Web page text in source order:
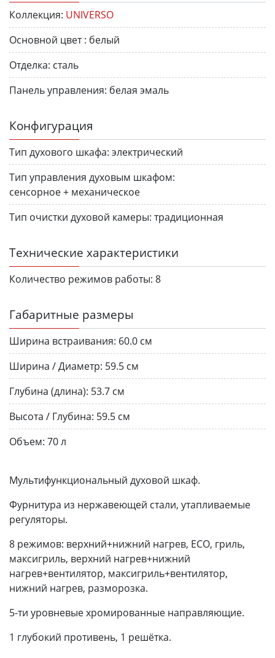
Коллекция: UNIVERSO
Основной цвет : белый
Отделка: сталь
Панель управления: белая эмаль
Конфигурация
Тип духового шкафа: электрический
Тип управления духовым шкафом:
сенсорное + механическое
Тип очистки духовой камеры: традиционная
Технические характеристики
Количество режимов работы: 8
Габаритные размеры
Ширина встраивания: 60.0 см
Ширина / Диаметр: 59.5 см
Глубина (длина): 53.7 см
Высота / Глубина: 59.5 см
Объем: 70 л
Мультифункциональный духовой шкаф.
Фурнитура из нержавеющей стали, утапливаемые
регуляторы.
8 режимов: верхний+нижний нагрев, ECO, гриль,
максигриль, верхний нагрев+нижний
нагрев+вентилятор, максигриль+вентилятор,
нижний нагрев, разморозка.
5-ти уровневые хромированные направляющие.
1 глубокий противень, 1 решётка.